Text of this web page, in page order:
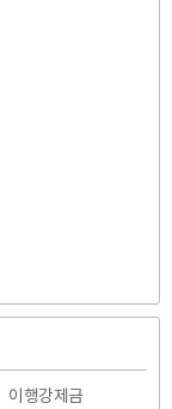
이행강제금